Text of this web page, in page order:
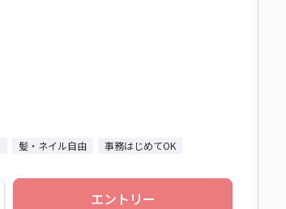
髪・ネイル自由 事務はじめてOK
エントリー